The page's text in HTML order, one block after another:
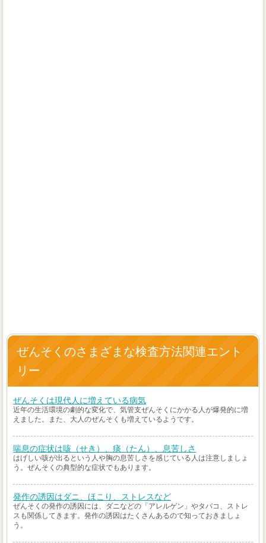
ぜんそくのさまざまな検査方法関連エント
リー
ぜんそくは現代人に増えている病気
近年の生活環境の劇的な変化で、気管支ぜんそくにかかる人が爆発的に増
えました。また、大人のぜんそくも増えているようです。
喘息の症状は咳（せき）、痰（たん）、息苦しさ
はげしい咳が出るという人や胸の息苦しさを感じている人は注意しましょ
う。ぜんそくの典型的な症状でもあります。
発作の誘因はダニ、ほこり、ストレスなど
ぜんそくの発作の誘因には、ダニなどの「アレルゲン」やタバコ、ストレ
スも関係してきます。発作の誘因はたくさんあるので知っておきましょ
う。